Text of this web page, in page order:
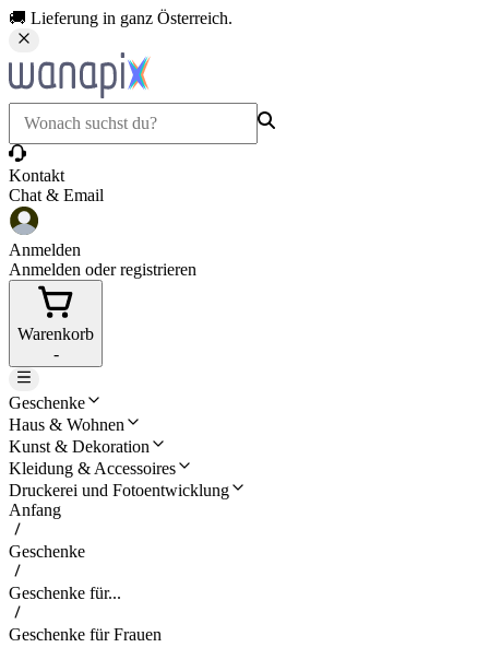
🚚 Lieferung in ganz Österreich.
Kontakt
Chat & Email
Anmelden
Anmelden oder registrieren
Warenkorb
-
Geschenke
Haus & Wohnen
Kunst & Dekoration
Kleidung & Accessoires
Druckerei und Fotoentwicklung
Anfang
Geschenke
Geschenke für...
Geschenke für Frauen